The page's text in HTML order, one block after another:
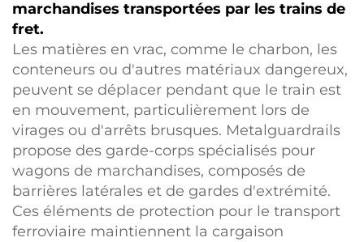
marchandises transportées par les trains de
fret.
Les matières en vrac, comme le charbon, les
conteneurs ou d'autres matériaux dangereux,
peuvent se déplacer pendant que le train est
en mouvement, particulièrement lors de
virages ou d'arrêts brusques. Metalguardrails
propose des garde-corps spécialisés pour
wagons de marchandises, composés de
barrières latérales et de gardes d'extrémité.
Ces éléments de protection pour le transport
ferroviaire maintiennent la cargaison